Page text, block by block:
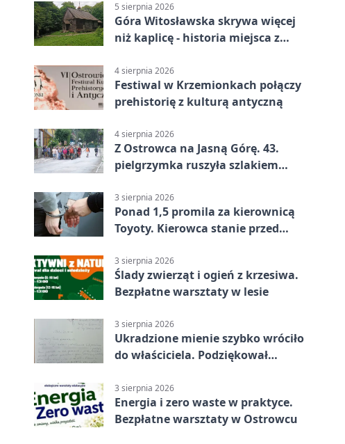
5 sierpnia 2026
Góra Witosławska skrywa więcej
niż kaplicę - historia miejsca z
4 sierpnia 2026
Festiwal w Krzemionkach połączy
prehistorię z kulturą antyczną
4 sierpnia 2026
Z Ostrowca na Jasną Górę. 43.
pielgrzymka ruszyła szlakiem
3 sierpnia 2026
Ponad 1,5 promila za kierownicą
Toyoty. Kierowca stanie przed
3 sierpnia 2026
Ślady zwierząt i ogień z krzesiwa.
Bezpłatne warsztaty w lesie
3 sierpnia 2026
Ukradzione mienie szybko wróciło
do właściciela. Podziękował
3 sierpnia 2026
Energia i zero waste w praktyce.
Bezpłatne warsztaty w Ostrowcu